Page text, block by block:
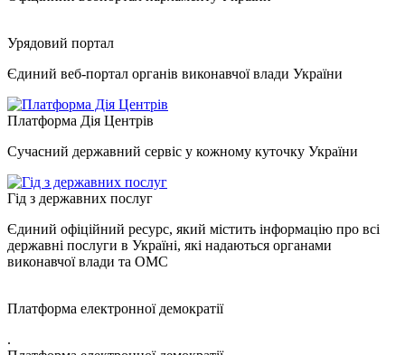
Урядовий портал
Єдиний веб-портал органів виконавчої влади України
Платформа Дія Центрів
Сучасний державний сервіс у кожному куточку України
Гід з державних послуг
Єдиний офіційний ресурс, який містить інформацію про всі
державні послуги в Україні, які надаються органами
виконавчої влади та ОМС
Платформа електронної демократії
.